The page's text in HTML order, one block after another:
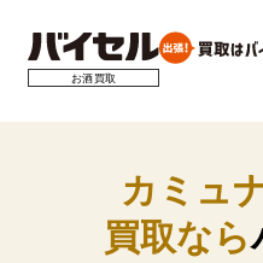
お酒買取
カミュ
買取なら